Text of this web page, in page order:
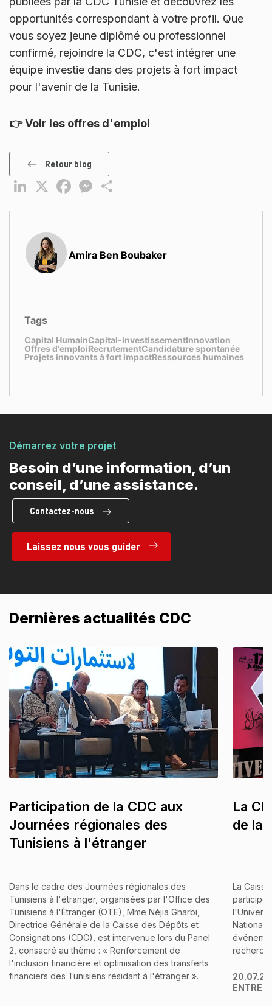
opportunités correspondant à votre profil. Que
vous soyez jeune diplômé ou professionnel
confirmé, rejoindre la CDC, c'est intégrer une
équipe investie dans des projets à fort impact
pour l'avenir de la Tunisie.
👉 Voir les offres d'emploi
Retour blog
LinkedIn
X FacebookMessenger
Amira Ben Boubaker
Tags
Capital HumainCapital-investissementInnovation
Offres d'emploiRecrutementCandidature spontanée
Projets innovants à fort impactRessources humaines
Démarrez votre projet
Besoin d’une information, d’un
conseil, d’une assistance.
Contactez-nous
Laissez nous vous guider
Dernières actualités CDC
Participation de la CDC aux
Journées régionales des
Tunisiens à l'étranger
Dans le cadre des Journées régionales des
Tunisiens à l'étranger, organisées par l'Office des
Tunisiens à l'Étranger (OTE), Mme Néjia Gharbi,
Directrice Générale de la Caisse des Dépôts et
Consignations (CDC), est intervenue lors du Panel
2, consacré au thème : « Renforcement de
l'inclusion financière et optimisation des transferts
financiers des Tunisiens résidant à l'étranger ».
La
de la
La
participé